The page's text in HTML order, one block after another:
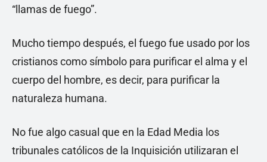
“llamas de fuego”.
Mucho tiempo después, el fuego fue usado por los
cristianos como símbolo para purificar el alma y el
cuerpo del hombre, es decir, para purificar la
naturaleza humana.
No fue algo casual que en la Edad Media los
tribunales católicos de la Inquisición utilizaran el